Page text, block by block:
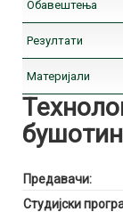
Обавештења
Резултати
Материјали
Предавачи:
Студијски